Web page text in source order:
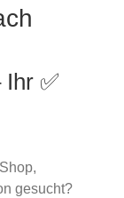
✅
gesucht?